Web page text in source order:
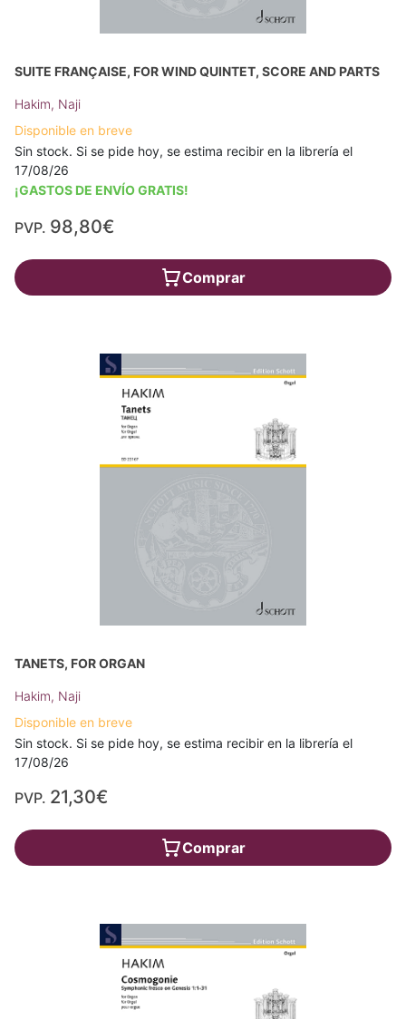
SUITE FRANÇAISE, FOR WIND QUINTET, SCORE AND PARTS
Hakim, Naji
Disponible en breve
Sin stock. Si se pide hoy, se estima recibir en la librería el
17/08/26
¡GASTOS DE ENVÍO GRATIS!
PVP. 98,80€
Comprar
TANETS, FOR ORGAN
Hakim, Naji
Disponible en breve
Sin stock. Si se pide hoy, se estima recibir en la librería el
17/08/26
PVP. 21,30€
Comprar